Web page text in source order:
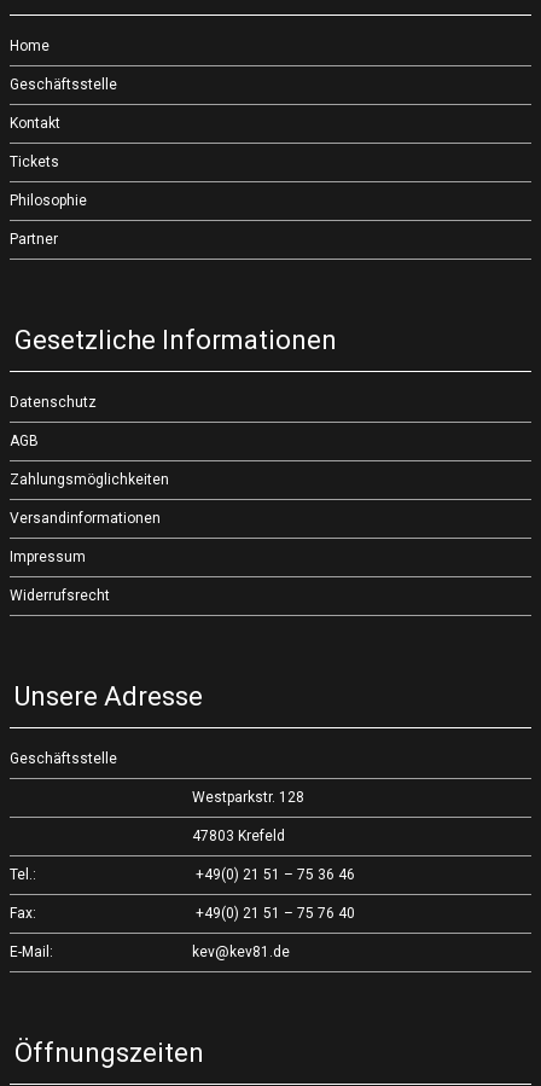
Home
Geschäftsstelle
Kontakt
Tickets
Philosophie
Partner
Gesetzliche Informationen
Datenschutz
AGB
Zahlungsmöglichkeiten
Versandinformationen
Impressum
Widerrufsrecht
Unsere Adresse
Geschäftsstelle
Westparkstr. 128
47803 Krefeld
Tel.: +49(0) 21 51 – 75 36 46
Fax: +49(0) 21 51 – 75 76 40
E-Mail: kev@kev81.de
Öffnungszeiten